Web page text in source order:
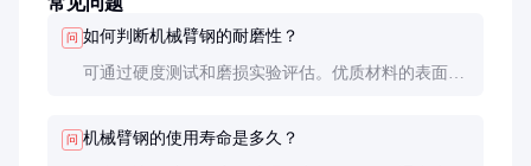
问 如何判断机械臂钢的耐磨性？
可通过硬度测试和磨损实验评估。优质材料的表面硬
问 机械臂钢的使用寿命是多久？